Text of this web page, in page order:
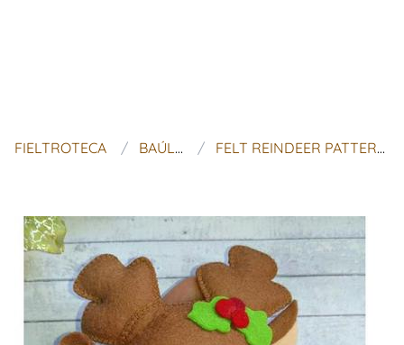
FIELTROTECA BAÚL DE MALINKA FELT REINDEER PATTERN CHRISTMAS RUDOLPH PATTERN